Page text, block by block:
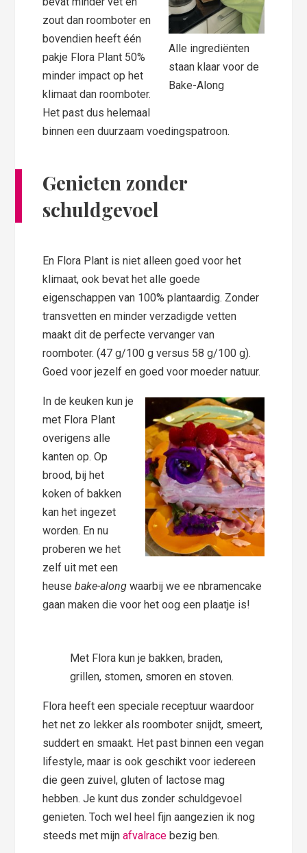
Alle ingrediënten
staan klaar voor de
Bake-Along
zout dan roomboter en
bovendien heeft één
pakje Flora Plant 50%
minder impact op het
klimaat dan roomboter.
Het past dus helemaal
binnen een duurzaam voedingspatroon.
Genieten zonder
schuldgevoel
En Flora Plant is niet alleen goed voor het
klimaat, ook bevat het alle goede
eigenschappen van 100% plantaardig. Zonder
transvetten en minder verzadigde vetten
maakt dit de perfecte vervanger van
roomboter. (47 g/100 g versus 58 g/100 g).
Goed voor jezelf en goed voor moeder natuur.
In de keuken kun je
met Flora Plant
overigens alle
kanten op. Op
brood, bij het
koken of bakken
kan het ingezet
worden. En nu
proberen we het
zelf uit met een
heusebake-along waarbij we ee nbramencake
gaan maken die voor het oog een plaatje is!
Met Flora kun je bakken, braden,
grillen, stomen, smoren en stoven.
Flora heeft een speciale receptuur waardoor
het net zo lekker als roomboter snijdt, smeert,
suddert en smaakt. Het past binnen een vegan
lifestyle, maar is ook geschikt voor iedereen
die geen zuivel, gluten of lactose mag
hebben. Je kunt dus zonder schuldgevoel
genieten. Toch wel heel fijn aangezien ik nog
steeds met mijnafvalrace bezig ben.